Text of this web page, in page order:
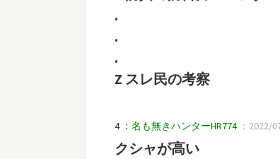
.
.
.
Z スレ民の考察
4 ： 名も無きハンターHR774 ：2022/
クシャが高い